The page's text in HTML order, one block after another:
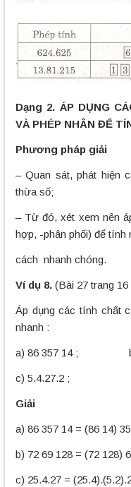
Dạng 2. ÁP DỤNG
VÀ PHÉP NHÂN ĐỂ
Phương pháp giải
– Quan sát, phát hiện
thừa số;
– Từ đó, xét xem nên
hợp, -phân phối) để tính
cách nhanh chóng.
Ví dụ 8. (Bài 27 trang 16
Áp dụng các tính chất
nhanh :
a) 86 357 14 ; b)
c) 5.4.27.2 ; d)
Giải
a) 86 357 14 = (86 14)
b) 72 69 128 = (72 128)
c) 25.4.27 =